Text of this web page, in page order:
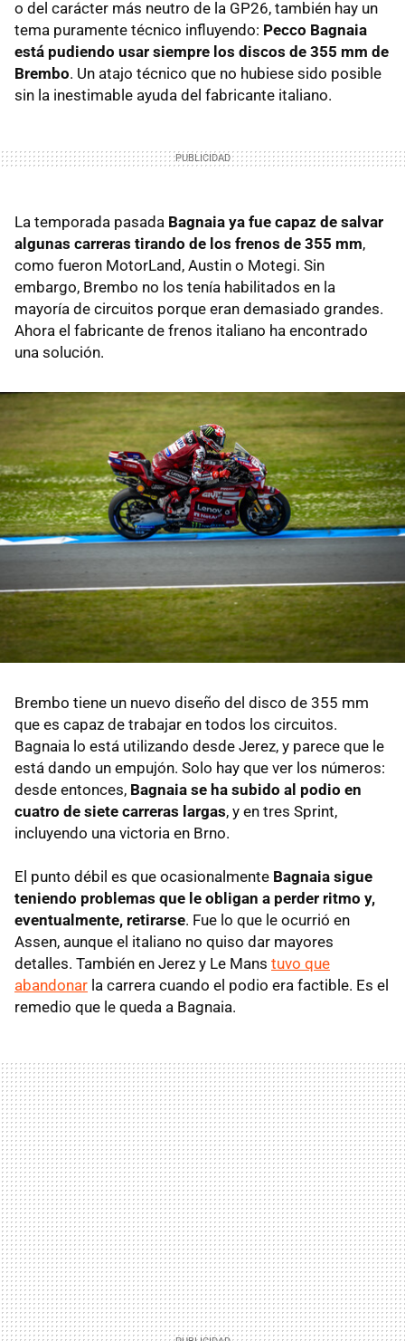
o del carácter más neutro de la GP26, también hay un
tema puramente técnico influyendo: Pecco Bagnaia
está pudiendo usar siempre los discos de 355 mm de
Brembo. Un atajo técnico que no hubiese sido posible
sin la inestimable ayuda del fabricante italiano.
La temporada pasada Bagnaia ya fue capaz de salvar
algunas carreras tirando de los frenos de 355 mm,
como fueron MotorLand, Austin o Motegi. Sin
embargo, Brembo no los tenía habilitados en la
mayoría de circuitos porque eran demasiado grandes.
Ahora el fabricante de frenos italiano ha encontrado
una solución.
Brembo tiene un nuevo diseño del disco de 355 mm
que es capaz de trabajar en todos los circuitos.
Bagnaia lo está utilizando desde Jerez, y parece que le
está dando un empujón. Solo hay que ver los números:
desde entonces, Bagnaia se ha subido al podio en
cuatro de siete carreras largas, y en tres Sprint,
incluyendo una victoria en Brno.
El punto débil es que ocasionalmente Bagnaia sigue
teniendo problemas que le obligan a perder ritmo y,
eventualmente, retirarse. Fue lo que le ocurrió en
Assen, aunque el italiano no quiso dar mayores
detalles. También en Jerez y Le Mans tuvo que
abandonar la carrera cuando el podio era factible. Es el
remedio que le queda a Bagnaia.